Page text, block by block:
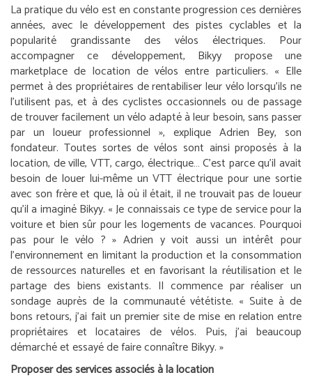
La pratique du vélo est en constante progression ces dernières
années, avec le développement des pistes cyclables et la
popularité grandissante des vélos électriques. Pour
accompagner ce développement, Bikyy propose une
marketplace de location de vélos entre particuliers. « Elle
permet à des propriétaires de rentabiliser leur vélo lorsqu’ils ne
l’utilisent pas, et à des cyclistes occasionnels ou de passage
de trouver facilement un vélo adapté à leur besoin, sans passer
par un loueur professionnel », explique Adrien Bey, son
fondateur. Toutes sortes de vélos sont ainsi proposés à la
location, de ville, VTT, cargo, électrique… C’est parce qu’il avait
besoin de louer lui-même un VTT électrique pour une sortie
avec son frère et que, là où il était, il ne trouvait pas de loueur
qu’il a imaginé Bikyy. «Je connaissais ce type de service pour la
voiture et bien sûr pour les logements de vacances. Pourquoi
pas pour le vélo ? » Adrien y voit aussi un intérêt pour
l’environnement en limitant la production et la consommation
de ressources naturelles et en favorisant la réutilisation et le
partage des biens existants. Il commence par réaliser un
sondage auprès de la communauté vététiste. «Suite à de
bons retours, j’ai fait un premier site de mise en relation entre
propriétaires et locataires de vélos. Puis, j’ai beaucoup
démarché et essayé de faire connaître Bikyy.»
Proposer des services associés à la location